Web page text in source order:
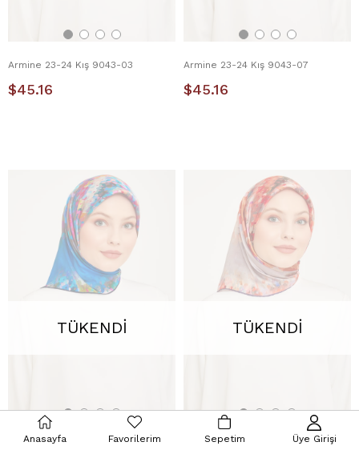
Armine 23-24 Kış 9043-03
$45.16
Armine 23-24 Kış 9043-07
$45.16
TÜKENDI
Armine 23-24 Kış 9043-09
TÜKENDI
Armine 23-24 Kış 9043-22
Anasayfa Favorilerim Sepetim Üye Girişi